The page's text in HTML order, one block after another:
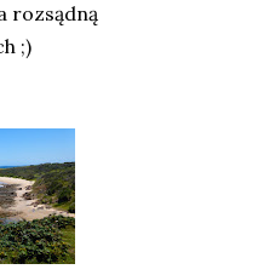
rozsądną
;)